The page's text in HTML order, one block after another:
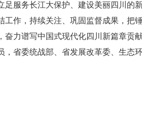
足服务长江大保护、建设美丽四川的
工作，持续关注、巩固监督成果，把
奋力谱写中国式现代化四川新篇章贡
，省委统战部、省发展改革委、生态